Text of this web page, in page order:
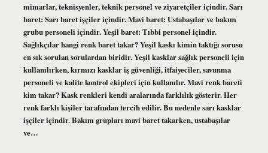
mimarlar, teknisyenler, teknik personel ve ziyaretçiler içindir. Sarı
baret: Sarı baret işçiler içindir. Mavi baret: Ustabaşılar ve bakım
grubu personeli içindir. Yeşil baret: Tıbbi personel içindir.
Sağlıkçılar hangi renk baret takar? Yeşil kaskı kimin taktığı sorusu
en sık sorulan sorulardan biridir. Yeşil kasklar sağlık personeli için
kullanılırken, kırmızı kasklar iş güvenliği, itfaiyeciler, savunma
personeli ve kalite kontrol ekipleri için kullanılır. Mavi renk bareti
kim takar? Kask renkleri kendi aralarında farklılık gösterir. Her
renk farklı kişiler tarafından tercih edilir. Bu nedenle sarı kasklar
işçiler içindir. Bakım grupları mavi baret takarken, ustabaşılar
ve…